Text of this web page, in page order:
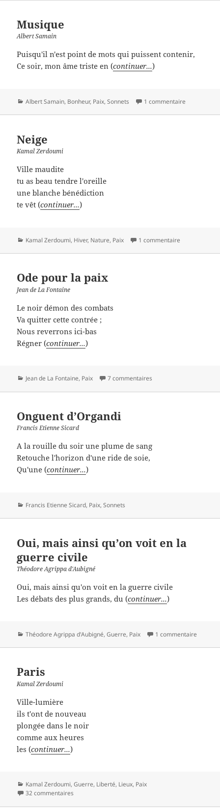
Musique
Albert Samain
Puisqu'il n'est point de mots qui puissent contenir,
Ce soir, mon âme triste en (continuer...)
Catégories
Albert Samain, Bonheur, Paix,Sonnets 1 commentaire
Neige
Kamal Zerdoumi
Ville maudite
tu as beau tendre l'oreille
une blanche bénédiction
te vêt (continuer...)
Catégories
Kamal Zerdoumi, Hiver, Nature, Paix 1 commentaire
Ode pour la paix
Jean de La Fontaine
Le noir démon des combats
Va quitter cette contrée ;
Nous reverrons ici-bas
Régner (continuer...)
Catégories
Jean de La Fontaine, Paix 7 commentaires
Onguent d’Organdi
Francis Etienne Sicard
A la rouille du soir une plume de sang
Retouche l'horizon d'une ride de soie,
Qu'une (continuer...)
Catégories
Francis Etienne Sicard, Paix,Sonnets
Oui, mais ainsi qu’on voit en la
guerre civile
Théodore Agrippa d'Aubigné
Oui, mais ainsi qu'on voit en la guerre civile
Les débats des plus grands, du (continuer...)
Catégories
Théodore Agrippa d'Aubigné,Guerre, Paix 1 commentaire
Paris
Kamal Zerdoumi
Ville-lumière
ils t'ont de nouveau
plongée dans le noir
comme aux heures
les (continuer...)
Catégories
Kamal Zerdoumi,Guerre, Liberté, Lieux, Paix
32 commentaires